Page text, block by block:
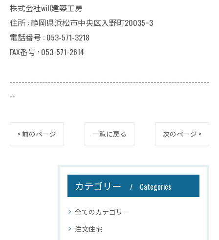
株式会社will建築工房
住所 : 静岡県浜松市中央区入野町20035ｰ3
電話番号 : 053-571-3218
FAX番号 : 053-571-2614
--------------------------------------------------------------------
--
< 前のページ 一覧に戻る 次のページ >
カテゴリー Categories
全てのカテゴリー
注文住宅